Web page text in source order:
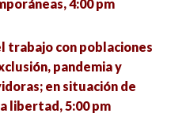
4:00 pm
trabajo con poblaciones
pandemia y
en situación de
libertad, 5:00 pm